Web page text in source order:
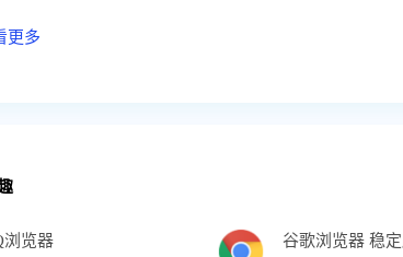
小时为你送上最搞笑、最热门、最有趣的内容
更多
浏览器 谷歌浏览器 稳